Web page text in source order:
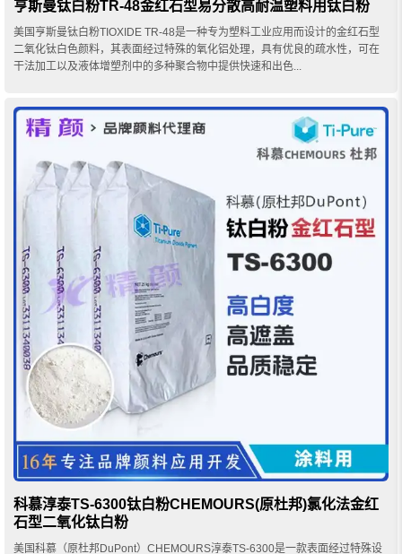
亨斯曼钛白粉TR-48金红石型易分散高耐温塑料用钛白粉
美国亨斯曼钛白粉TIOXIDE TR-48是一种专为塑料工业应用而设计的金红石型
二氧化钛白色颜料，其表面经过特殊的氧化铝处理，具有优良的疏水性，可在
干法加工以及液体增塑剂中的多种聚合物中提供快速和出色...
科慕淳泰TS-6300钛白粉CHEMOURS(原杜邦)氯化法金红
石型二氧化钛白粉
美国科慕（原杜邦DuPont）CHEMOURS淳泰TS-6300是一款表面经过特殊设